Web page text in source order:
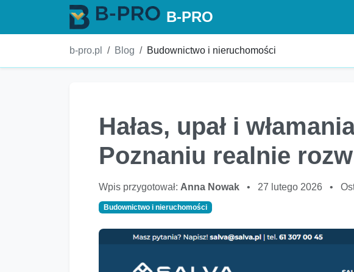
B-PRO
b-pro.pl Blog Budownictwo i nieruchomości
Hałas, upał i
Poznaniu realnie
Wpis przygotował: Anna Nowak • 27 lutego 2026 •
Budownictwo i nieruchomości